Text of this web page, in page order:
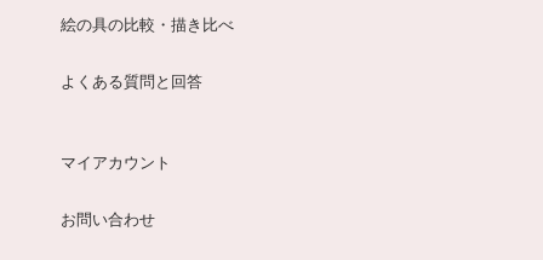
絵の具の比較・描き比べ
よくある質問と回答
マイアカウント
お問い合わせ